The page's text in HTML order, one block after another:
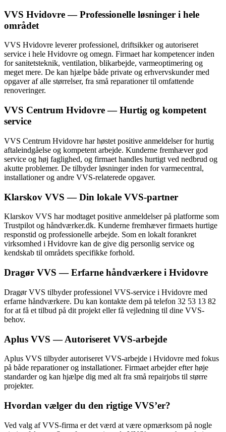
VVS Hvidovre — Professionelle løsninger i hele
området
VVS Hvidovre leverer professionel, driftsikker og autoriseret
service i hele Hvidovre og omegn. Firmaet har kompetencer inden
for sanitetsteknik, ventilation, blikarbejde, varmeoptimering og
meget mere. De kan hjælpe både private og erhvervskunder med
opgaver af alle størrelser, fra små reparationer til omfattende
renoveringer.
VVS Centrum Hvidovre — Hurtig og kompetent
service
VVS Centrum Hvidovre har høstet positive anmeldelser for hurtig
aftaleindgåelse og kompetent arbejde. Kunderne fremhæver god
service og høj faglighed, og firmaet handles hurtigt ved nedbrud og
akutte problemer. De tilbyder løsninger inden for varmecentral,
installationer og andre VVS-relaterede opgaver.
Klarskov VVS — Din lokale VVS-partner
Klarskov VVS har modtaget positive anmeldelser på platforme som
Trustpilot og håndværker.dk. Kunderne fremhæver firmaets hurtige
responstid og professionelle arbejde. Som en lokalt forankret
virksomhed i Hvidovre kan de give dig personlig service og
kendskab til områdets specifikke forhold.
Dragør VVS — Erfarne håndværkere i Hvidovre
Dragør VVS tilbyder professionel VVS-service i Hvidovre med
erfarne håndværkere. Du kan kontakte dem på telefon 32 53 13 82
for at få et tilbud på dit projekt eller få vejledning til dine VVS-
behov.
Aplus VVS — Autoriseret VVS-arbejde
Aplus VVS tilbyder autoriseret VVS-arbejde i Hvidovre med fokus
på både reparationer og installationer. Firmaet arbejder efter høje
standarder og kan hjælpe dig med alt fra små repairjobs til større
projekter.
Hvordan vælger du den rigtige VVS’er?
Ved valg af VVS-firma er det værd at være opmærksom på nogle